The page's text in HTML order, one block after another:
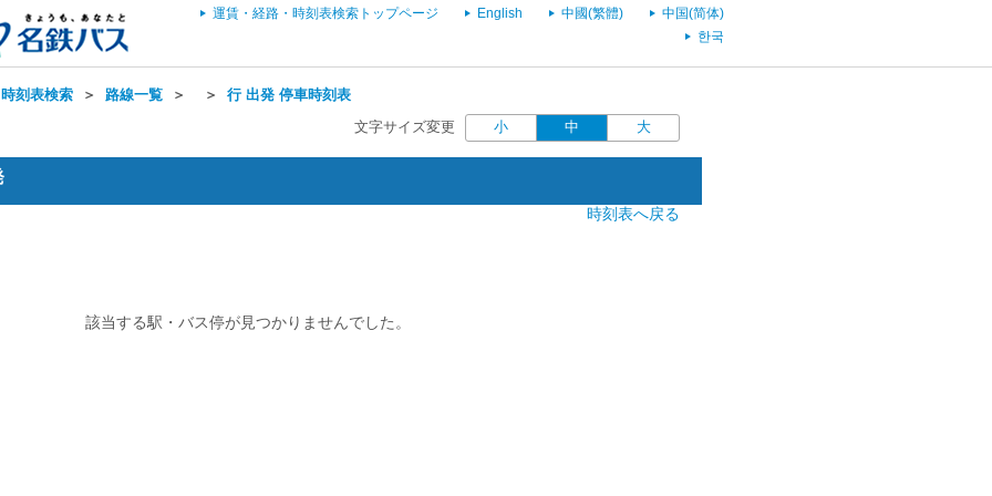
運賃・経路・時刻表検索トップページ English 中國(繁體)
中国(简体)
한국
刻表検索 ＞ 路線一覧 ＞ ＞ 行 出発 停車時刻表
文字サイズ変更 小 中 大
時刻表へ戻る
該当する駅・バス停が見つかりませんでした。